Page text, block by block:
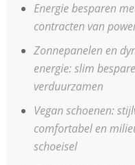
Energie besparen
contracten van
Zonnepanelen en
energie: slim
verduurzamen
Vegan schoenen:
comfortabel en
schoeisel